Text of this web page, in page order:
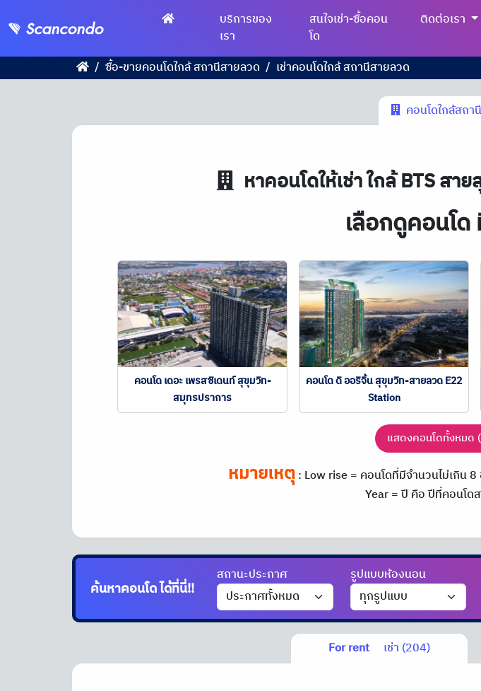
บริการของ
เรา
สนใจเช่า-ซื้อคอน
โด
ติดต่อเรา
ซื้อ-ขายคอนโดใกล้ สถานีสายลวด เช่าคอนโดใกล้ สถานีสายลวด
คอนโดใกล้สถานี
หาคอนโดให้เช่า ใกล้ BTS ส
เลือกดูคอนโ
คอนโด เดอะ เพรสซิเดนท์ สุขุมวิท-
สมุทรปราการ
คอนโด ดิ ออริจิ้น สุขุมวิท-สายลวด E22
Station
แสดงคอนโดทั้งหมด
หมายเหตุ: Low rise = คอนโดที่มีจำนวนไม่เกิน 8
Year = ปี คือ ปีที่คอนโด
ค้นหาคอนโดได้ที่นี่!!
สถานะประกาศ รูปแบบห้องนอน
For rent เช่า (204)